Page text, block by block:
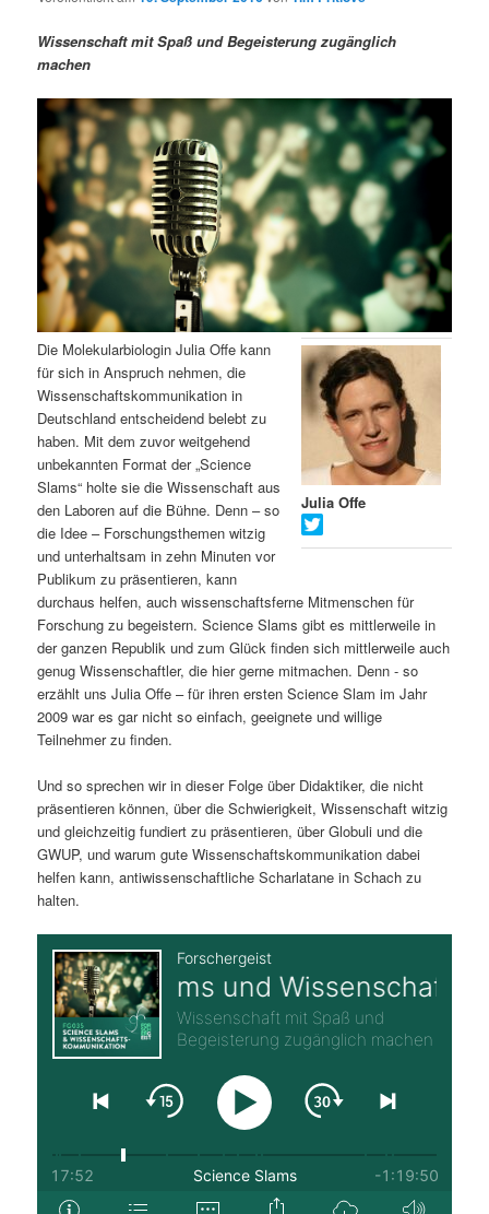
ä
r
e
I
n
h
a
l
t
s
p
r
i
n
g
e
n
n
d
ä
e
n
I
n
h
a
l
t
s
p
r
i
n
g
e
n
n
v
i
g
t
i
o
Wissenschaft mit Spaß und Begeisterung zugänglich
machen
Julia Offe
Die Molekularbiologin Julia Offe kann
für sich in Anspruch nehmen, die
Wissenschaftskommunikation in
Deutschland entscheidend belebt zu
haben. Mit dem zuvor weitgehend
unbekannten Format der „Science
Slams“ holte sie die Wissenschaft aus
den Laboren auf die Bühne. Denn – so
die Idee – Forschungsthemen witzig
und unterhaltsam in zehn Minuten vor
Publikum zu präsentieren, kann
durchaus helfen, auch wissenschaftsferne Mitmenschen für
Forschung zu begeistern. Science Slams gibt es mittlerweile in
der ganzen Republik und zum Glück finden sich mittlerweile auch
genug Wissenschaftler, die hier gerne mitmachen. Denn - so
erzählt uns Julia Offe – für ihren ersten Science Slam im Jahr
2009 war es gar nicht so einfach, geeignete und willige
Teilnehmer zu finden.
Und so sprechen wir in dieser Folge über Didaktiker, die nicht
präsentieren können, über die Schwierigkeit, Wissenschaft witzig
und gleichzeitig fundiert zu präsentieren, über Globuli und die
GWUP, und warum gute Wissenschaftskommunikation dabei
helfen kann, antiwissenschaftliche Scharlatane in Schach zu
halten.